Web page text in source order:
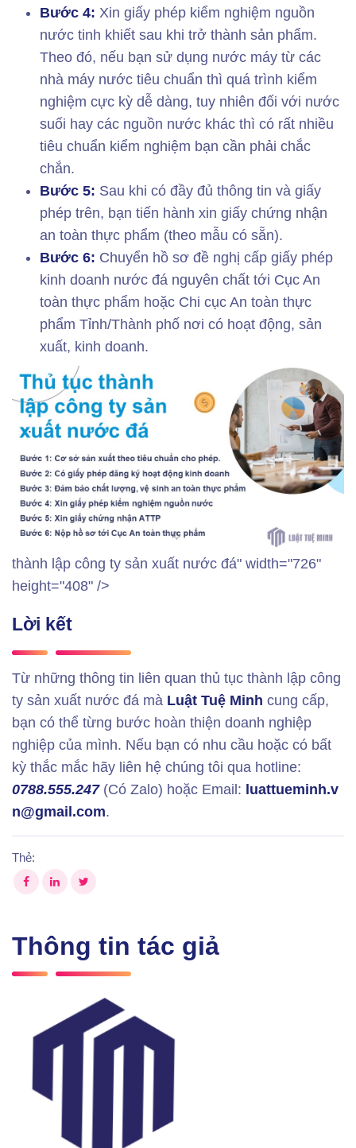
Bước 4: Xin giấy phép kiểm nghiệm nguồn
nước tinh khiết sau khi trở thành sản phẩm.
Theo đó, nếu bạn sử dụng nước máy từ các
nhà máy nước tiêu chuẩn thì quá trình kiểm
nghiệm cực kỳ dễ dàng, tuy nhiên đối với nước
suối hay các nguồn nước khác thì có rất nhiều
tiêu chuẩn kiểm nghiệm bạn cần phải chắc
chắn.
Bước 5: Sau khi có đầy đủ thông tin và giấy
phép trên, bạn tiến hành xin giấy chứng nhận
an toàn thực phẩm (theo mẫu có sẵn).
Bước 6: Chuyển hồ sơ đề nghị cấp giấy phép
kinh doanh nước đá nguyên chất tới Cục An
toàn thực phẩm hoặc Chi cục An toàn thực
phẩm Tỉnh/Thành phố nơi có hoạt động, sản
xuất, kinh doanh.
thành lập công ty sản xuất nước đá" width="726"
height="408" />
Lời kết
Từ những thông tin liên quan thủ tục thành lập công
ty sản xuất nước đá mà Luật Tuệ Minh cung cấp,
bạn có thể từng bước hoàn thiện doanh nghiệp
nghiệp của mình. Nếu bạn có nhu cầu hoặc có bất
kỳ thắc mắc hãy liên hệ chúng tôi qua hotline:
0788.555.247(Có Zalo) hoặc Email: luattueminh.v
n@gmail.com.
Thẻ:
Thông tin tác giả